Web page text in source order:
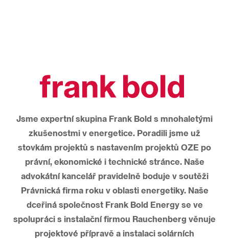
Jsme expertní skupina Frank Bold s mnohaletými
zkušenostmi v energetice. Poradili jsme už
stovkám projektů s nastavením projektů OZE po
právní, ekonomické i technické stránce. Naše
advokátní kancelář pravidelně boduje v soutěži
Právnická firma roku v oblasti energetiky. Naše
dceřiná společnost Frank Bold Energy se ve
spolupráci s instalační firmou Rauchenberg věnuje
projektové přípravě a instalaci solárních